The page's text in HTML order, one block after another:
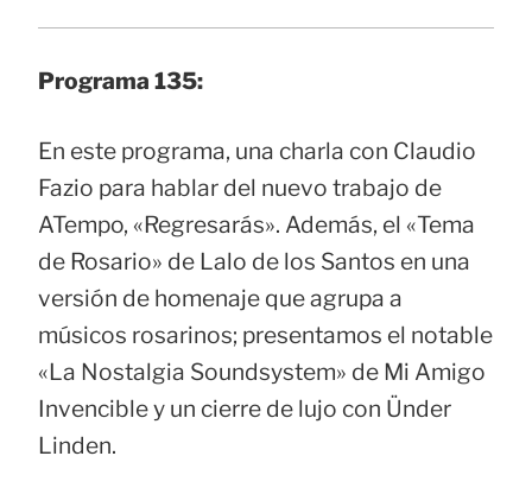
Programa 135:
En este programa, una charla con Claudio
Fazio para hablar del nuevo trabajo de
ATempo, «Regresarás». Además, el «Tema
de Rosario» de Lalo de los Santos en una
versión de homenaje que agrupa a
músicos rosarinos; presentamos el notable
«La Nostalgia Soundsystem» de Mi Amigo
Invencible y un cierre de lujo con Ünder
Linden.